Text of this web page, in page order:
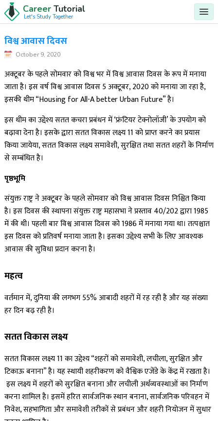
Career Tutorial
Let's Study Together
विश्व आवास दिवस
October 9, 2020
अक्टूबर के पहले सोमवार को विश्व भर में विश्व आवास दिवस के रूप में मनाया
जाता है। इस वर्ष विश्व आवास दिवस 5 अक्टूबर, 2020 को मनाया जा रहा है,
इसकी थीम “Housing for All-A better Urban Future” है।
इस थीम का उद्देश्य सतत कचरा प्रबंधन में ‘फ्रंटियर टेक्नोलॉजी’ के उपयोग को
बढ़ावा देना है। इसके द्वारा सतत विकास लक्ष्य 11 को प्राप्त करने का प्रयास
किया जायेया, सतत विकास लक्ष्य समावेशी, सुरक्षित तथा सतत शहरों के निर्माण
से सम्बंधित है।
पृष्ठभूमि
संयुक्त राष्ट्र ने अक्टूबर के पहले सोमवार को विश्व आवास दिवस निश्चित किया
है। इस दिवस की स्थापना संयुक्त राष्ट्र महासभा ने प्रस्ताव 40/202 द्वारा 1985
में की थी। पहली बार विश्व आवास दिवस को 1986 में मनाया गया था। तत्पश्चात
इस दिवस को प्रतिवर्ष मनाया जाता है। इसका उद्देश्य सभी के लिए आवश्यक
आवास की सुविधा प्रदान करना है।
महत्व
वर्तमान में, दुनिया की लगभग 55% आबादी शहरों में रह रही है और यह संख्या
हर दिन बढ़ रही है।
सतत विकास लक्ष्य
सतत विकास लक्ष्य 11 का उद्देश्य “शहरों को समावेशी, लचीला, सुरक्षित और
टिकाऊ बनाना” है। यह स्थायी शहरीकरण को वैश्विक एजेंडे के केंद्र में रखता है।
इस लक्ष्य में शहरों को सुरक्षित बनाना और लचीली अर्थव्यवस्थाओं का निर्माण
करना शामिल है। इसमें हरित सार्वजनिक स्थान बनाना, सार्वजनिक परिवहन में
निवेश, सहभागिता और समावेशी तरीकों से प्रबंधन और शहरी नियोजन में सुधार